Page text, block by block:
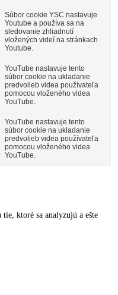
Súbor cookie YSC nastavuje
Youtube a používa sa na
sledovanie zhliadnutí
vložených videí na stránkach
Youtube.
YouTube nastavuje tento
súbor cookie na ukladanie
predvolieb videa používateľa
pomocou vloženého videa
YouTube.
YouTube nastavuje tento
súbor cookie na ukladanie
predvolieb videa používateľa
pomocou vloženého videa
YouTube.
tie, ktoré sa analyzujú a ešte